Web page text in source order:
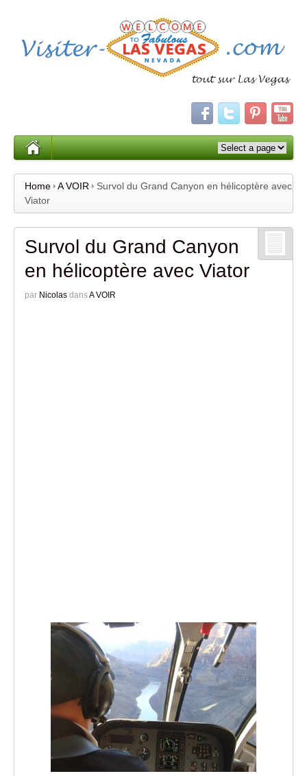
Home A VOIR
Survol du Grand Canyon en hélicoptère avec
Viator
Survol du Grand Canyon
en hélicoptère avec Viator
par Nicolas dansA VOIR